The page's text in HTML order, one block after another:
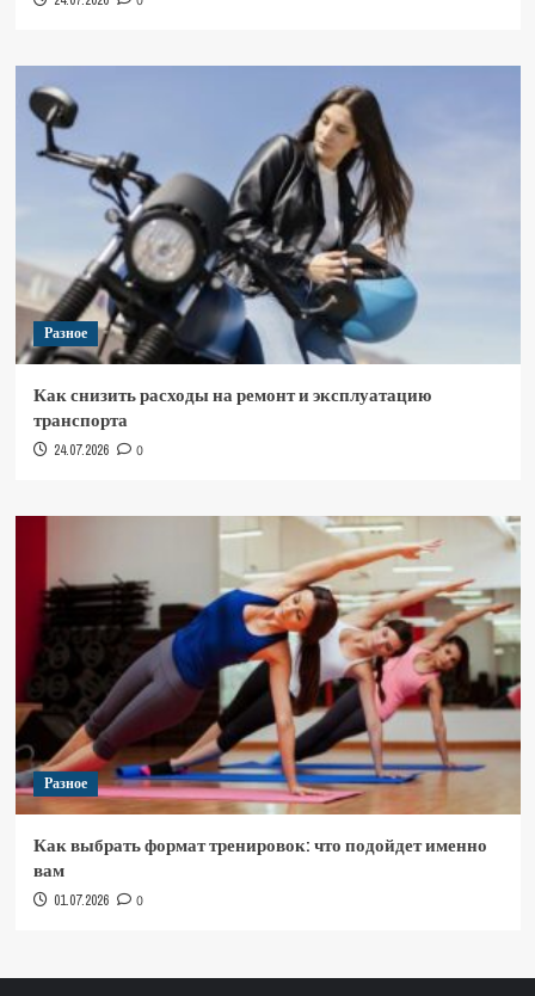
Разное
Как снизить расходы на ремонт и эксплуатацию
транспорта
24.07.2026 0
Разное
Как выбрать формат тренировок: что подойдет именно
вам
01.07.2026 0